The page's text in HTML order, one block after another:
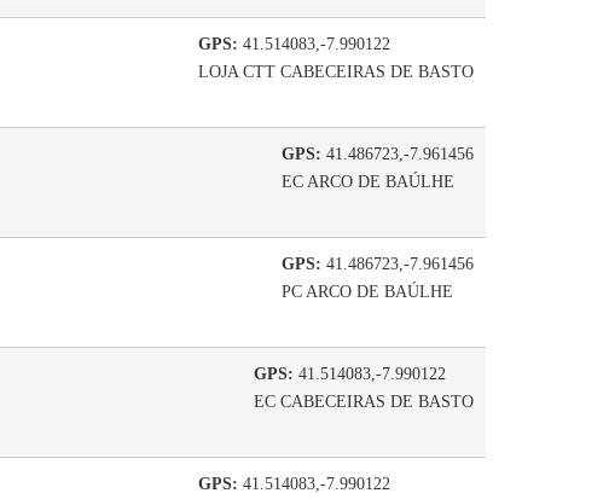
GPS: 41.514083,-7.990122
LOJA CTT CABECEIRAS DE BASTO
GPS: 41.486723,-7.961456
EC ARCO DE BAÚLHE
GPS: 41.486723,-7.961456
PC ARCO DE BAÚLHE
GPS: 41.514083,-7.990122
EC CABECEIRAS DE BASTO
GPS: 41.514083,-7.990122